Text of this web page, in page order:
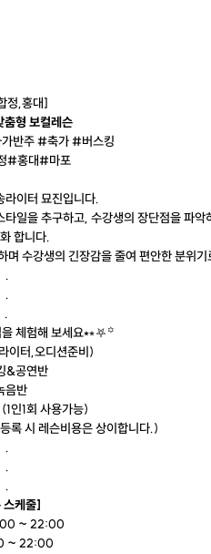
정,홍대]
춤형 보컬레슨
반주 #축가 #버스킹
#홍대#마포
라이터 묘진입니다.
일을 추구하고, 수강생의 장단점을 파악
합니다.
수강생의 긴장감을 줄여 편안한 분위
.
.
.
체험해 보세요⭑⭒⛧꙳
이터,오디션준비)
&공연반
음반
인1회 사용가능)
록 시 레슨비용은 상이합니다.)
.
.
.
스케줄]
~ 22:00
~ 22:00